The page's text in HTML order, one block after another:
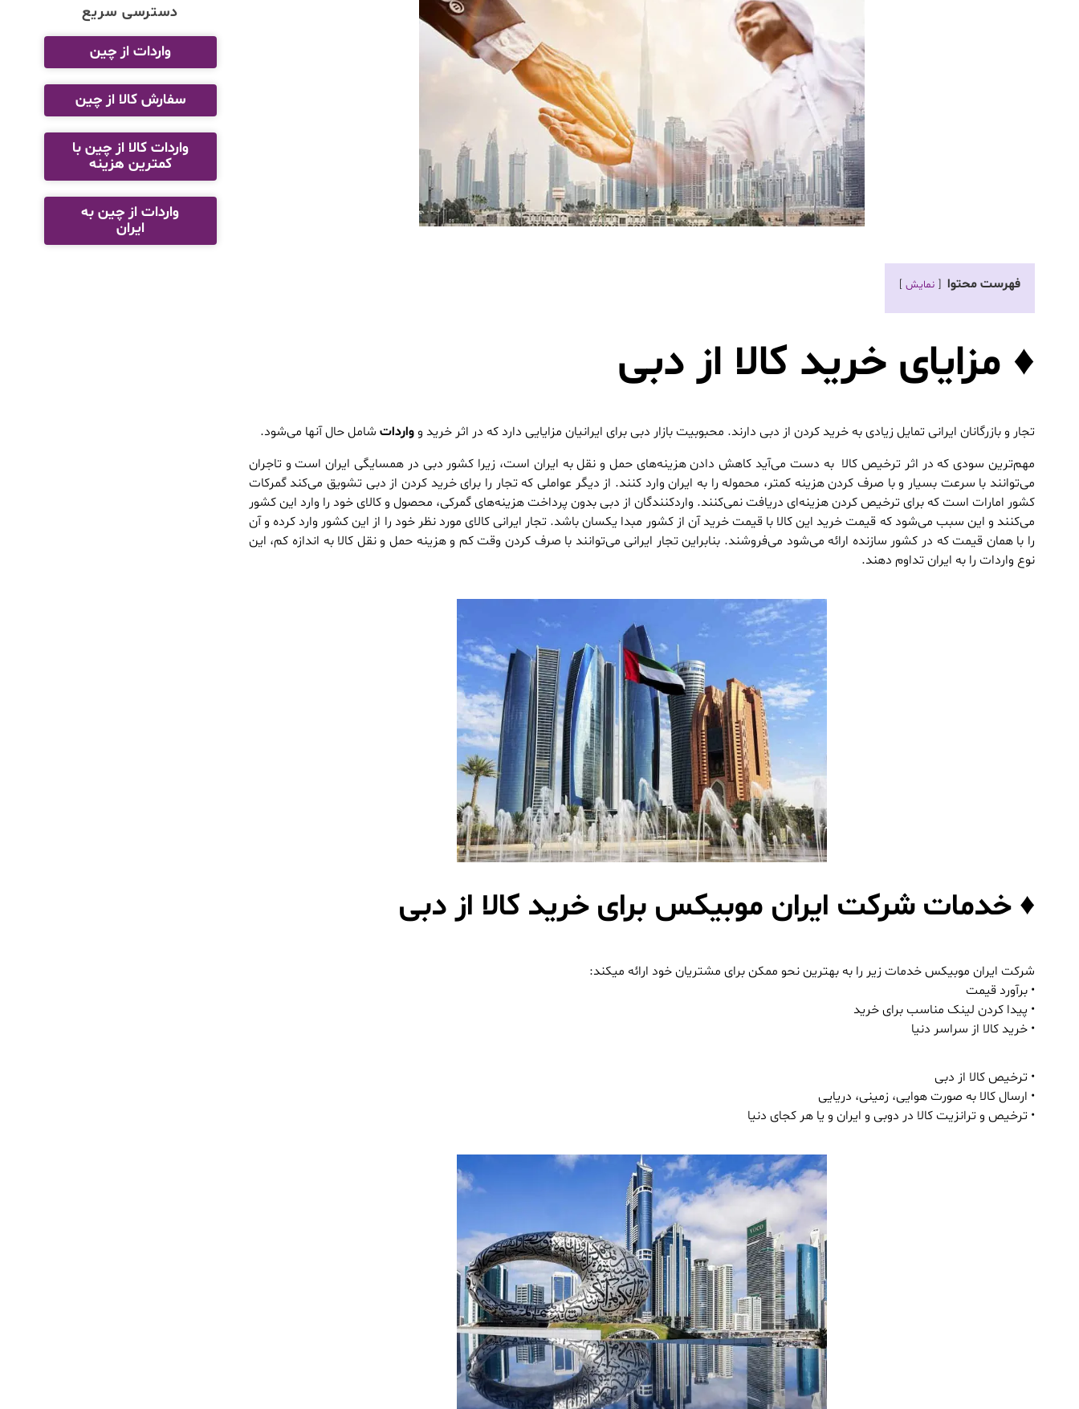
فهرست محتوا نمایش
♦ مزایای خرید کالا از دبی
تجار و بازرگانان ایرانی تمایل زیادی به خرید کردن از دبی دارند. محبوبیت بازار دبی برای ایرانیان مزایایی دارد که در اثر خرید و واردات شامل حال آنها می‌شود.
مهم‌ترین سودی که در اثر ترخیص کالا به دست می‌آید کاهش دادن هزینه‌های حمل و نقل به ایران است، زیرا کشور دبی در همسایگی ایران است و تاجران
می‌توانند با سرعت بسیار و با صرف کردن هزینه کمتر، محموله را به ایران وارد کنند. از دیگر عواملی که تجار را برای خرید کردن از دبی تشویق می‌کند گمرکات
کشور امارات است که برای ترخیص کردن هزینه‌ای دریافت نمی‌کنند. واردکنندگان از دبی بدون پرداخت هزینه‌های گمرکی، محصول و کالای خود را وارد این کشور
می‌کنند و این سبب می‌شود که قیمت خرید این کالا با قیمت خرید آن از کشور مبدا یکسان باشد. تجار ایرانی کالای مورد نظر خود را از این کشور وارد کرده و آن
را با همان قیمت که در کشور سازنده ارائه می‌شود می‌فروشند. بنابراین تجار ایرانی می‌توانند با صرف کردن وقت کم و هزینه حمل و نقل کالا به اندازه کم، این
نوع واردات را به ایران تداوم دهند.
♦ خدمات شرکت ایران موبیکس برای خرید کالا از دبی
شرکت ایران موبیکسخدمات زیر را به بهترین نحو ممکن برای مشتریان خود ارائه میکند:
• برآورد قیمت
• پیدا کردن لینک مناسب برای خرید
• خرید کالا از سراسر دنیا
• ترخیص کالا از دبی
• ارسال کالا به صورت هوایی، زمینی، دریایی
• ترخیص و ترانزیت کالا در دوبی و ایران و یا هر کجای دنیا
دسترسی سریع
واردات از چین
سفارش کالا از چین
واردات کالا از چین با
کمترین هزینه
واردات از چین به
ایران